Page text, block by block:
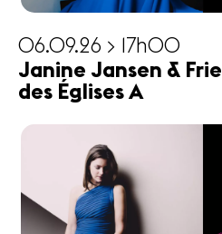
06.09.26 > 17h00
Janine Jansen &
des Églises A